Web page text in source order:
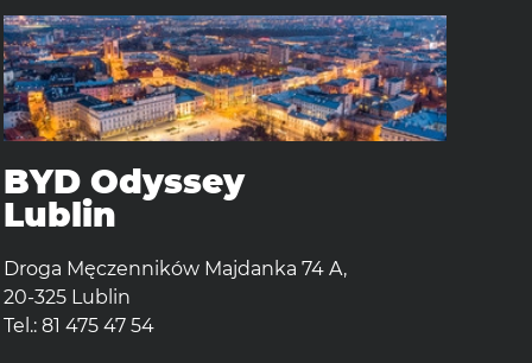
BYD Odyssey
Lublin
Droga Męczenników Majdanka 74 A,
20-325 Lublin
Tel.: 81 475 47 54